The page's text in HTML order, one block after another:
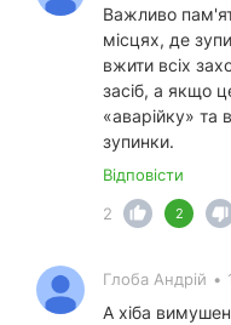
​Важливо
місцях, де
вжити всіх
засіб, а якщо
«аварійку» та
зупинки.
Відповісти
2
2
Глоба Андрій •
А хіба